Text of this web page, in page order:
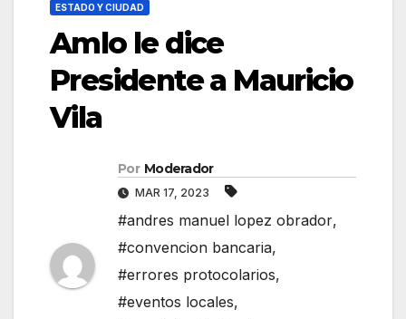
ESTADO Y CIUDAD
Amlo le dice
Presidente a Mauricio
Vila
Por Moderador
MAR 17, 2023
#andres manuel lopez obrador,
#convencion bancaria,
#errores protocolarios,
#eventos locales,